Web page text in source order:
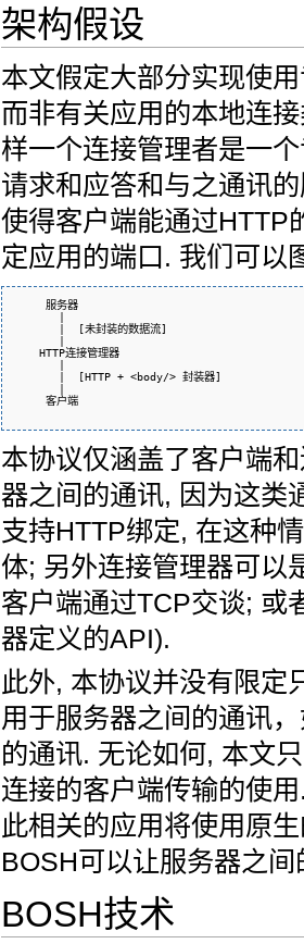
架构假设
本文假定大部分实现使
而非有关应用的本地连
样一个连接管理者是一
请求和应答和与之通讯
使得客户端能通过HTTP
定应用的端口. 我们可以
     服务器
       |
       |  [未封装的数据流]
       |
    HTTP连接管理器
       |
       |  [HTTP + <body/> 封装器]
       |
     客户端
本协议仅涵盖了客户端
器之间的通讯, 因为这类
支持HTTP绑定, 在这种
体; 另外连接管理器可以
客户端通过TCP交谈; 或
器定义的API).
此外, 本协议并没有限定
用于服务器之间的通讯
的通讯. 无论如何, 本文
连接的客户端传输的使
此相关的应用将使用原
BOSH可以让服务器之
BOSH技术